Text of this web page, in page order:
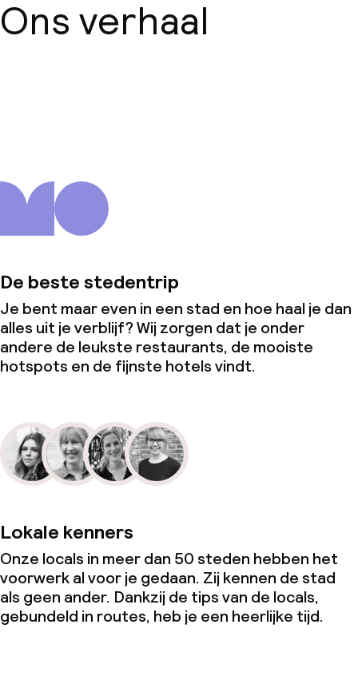
Ons verhaal
De beste stedentrip
Je bent maar even in een stad en hoe haal je dan
alles uit je verblijf? Wij zorgen dat je onder
andere de leukste restaurants, de mooiste
hotspots en de fijnste hotels vindt.
Lokale kenners
Onze locals in meer dan 50 steden hebben het
voorwerk al voor je gedaan. Zij kennen de stad
als geen ander. Dankzij de tips van de locals,
gebundeld in routes, heb je een heerlijke tijd.